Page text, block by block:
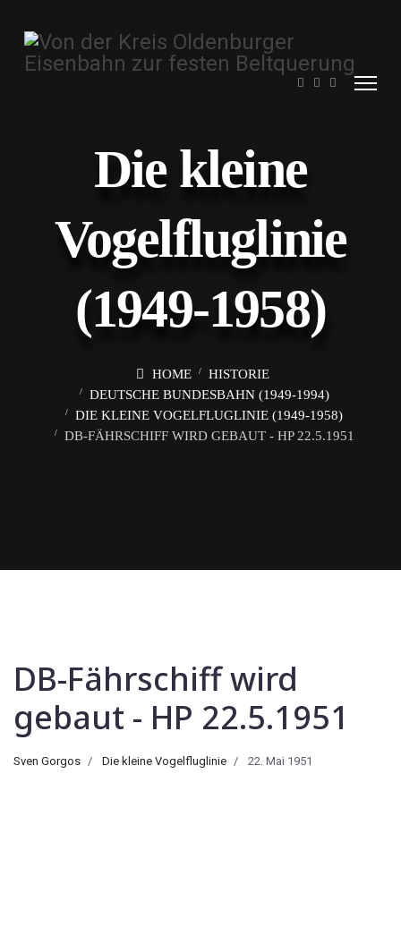
Die kleine
Vogelfluglinie
(1949-1958)
HOME
HISTORIE
DEUTSCHE BUNDESBAHN (1949-1994)
DIE KLEINE VOGELFLUGLINIE (1949-1958)
DB-FÄHRSCHIFF WIRD GEBAUT - HP 22.5.1951
DB-Fährschiff wird
gebaut - HP 22.5.1951
Sven Gorgos Die kleine Vogelfluglinie 22. Mai 1951